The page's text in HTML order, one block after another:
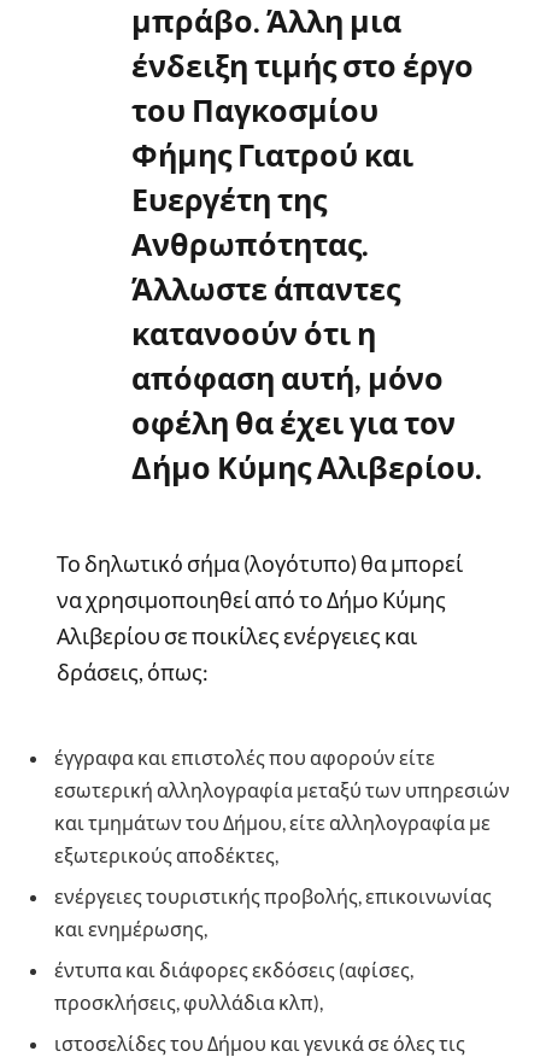
μπράβο. Άλλη μια
ένδειξη τιμής στο έργο
του Παγκοσμίου
Φήμης Γιατρού και
Ευεργέτη της
Ανθρωπότητας.
Άλλωστε άπαντες
κατανοούν ότι η
απόφαση αυτή, μόνο
οφέλη θα έχει για τον
Δήμο Κύμης Αλιβερίου.
Το δηλωτικό σήμα (λογότυπο) θα μπορεί
να χρησιμοποιηθεί από το Δήμο Κύμης
Αλιβερίου σε ποικίλες ενέργειες και
δράσεις, όπως:
έγγραφα και επιστολές που αφορούν είτε
εσωτερική αλληλογραφία μεταξύ των υπηρεσιών
και τμημάτων του Δήμου, είτε αλληλογραφία με
εξωτερικούς αποδέκτες,
ενέργειες τουριστικής προβολής, επικοινωνίας
και ενημέρωσης,
έντυπα και διάφορες εκδόσεις (αφίσες,
προσκλήσεις, φυλλάδια κλπ),
ιστοσελίδες του Δήμου και γενικά σε όλες τις